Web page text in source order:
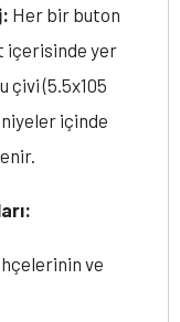
Her bir buton
içerisinde yer
çivi (5.5x105
içinde
ve